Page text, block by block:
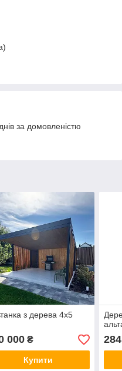
за домовленістю
з дерева 4х5
000₴
Купити